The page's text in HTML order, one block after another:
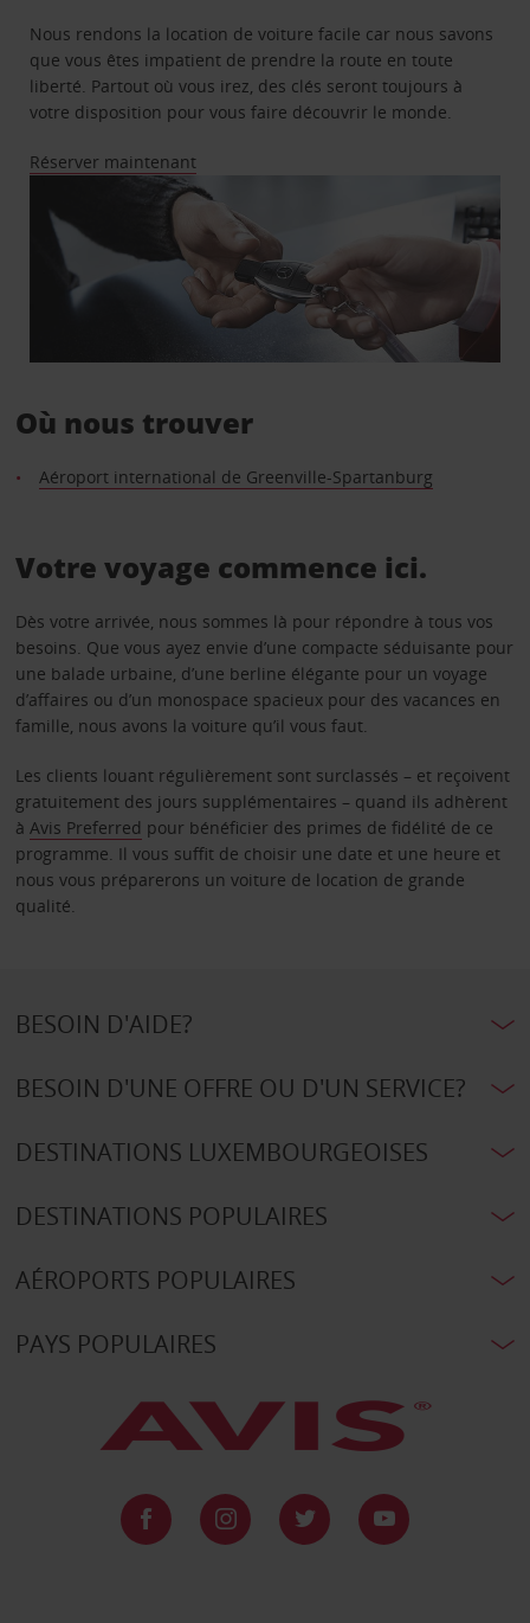
Nous rendons la location de voiture facile car nous savons
que vous êtes impatient de prendre la route en toute
liberté. Partout où vous irez, des clés seront toujours à
votre disposition pour vous faire découvrir le monde.
Réserver maintenant
Où nous trouver
Aéroport international de Greenville-Spartanburg
Votre voyage commence ici.
Dès votre arrivée, nous sommes là pour répondre à tous vos
besoins. Que vous ayez envie d’une compacte séduisante pour
une balade urbaine, d’une berline élégante pour un voyage
d’affaires ou d’un monospace spacieux pour des vacances en
famille, nous avons la voiture qu’il vous faut.
Les clients louant régulièrement sont surclassés – et reçoivent
gratuitement des jours supplémentaires – quand ils adhèrent
à Avis Preferred pour bénéficier des primes de fidélité de ce
programme. Il vous suffit de choisir une date et une heure et
nous vous préparerons un voiture de location de grande
qualité.
BESOIN D'AIDE?
BESOIN D'UNE OFFRE OU D'UN SERVICE?
DESTINATIONS LUXEMBOURGEOISES
DESTINATIONS POPULAIRES
AÉROPORTS POPULAIRES
PAYS POPULAIRES